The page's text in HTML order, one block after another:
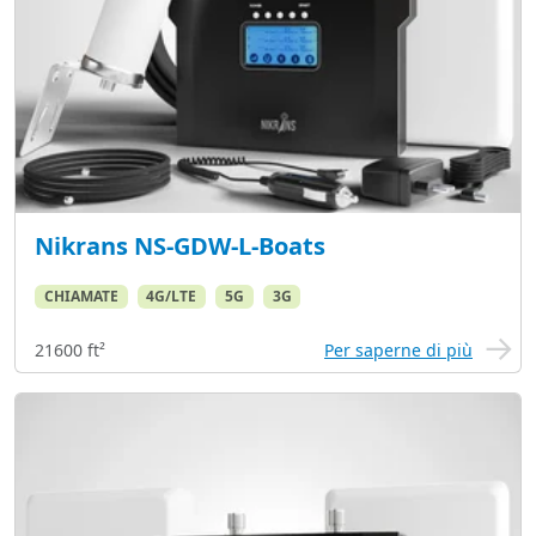
Nikrans NS-GDW-L-Boats
CHIAMATE 4G/LTE 5G 3G
21600 ft² Per saperne di più